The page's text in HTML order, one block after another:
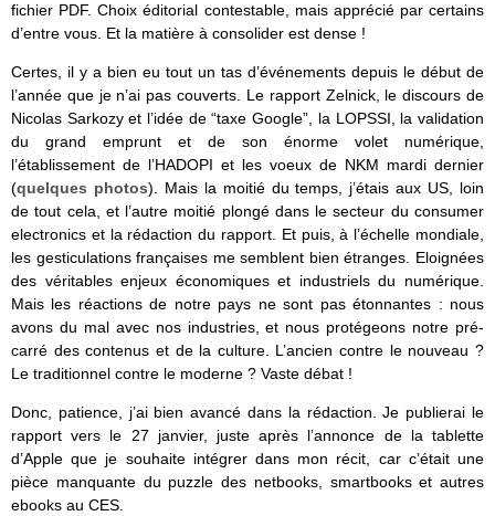
fichier PDF. Choix éditorial contestable, mais apprécié par certains
d’entre vous. Et la matière à consolider est dense !
Certes, il y a bien eu tout un tas d’événements depuis le début de
l’année que je n’ai pas couverts. Le rapport Zelnick, le discours de
Nicolas Sarkozy et l’idée de “taxe Google”, la LOPSSI, la validation
du grand emprunt et de son énorme volet numérique,
l’établissement de l’HADOPI et les voeux de NKM mardi dernier
(quelques photos). Mais la moitié du temps, j’étais aux US, loin
de tout cela, et l’autre moitié plongé dans le secteur du consumer
electronics et la rédaction du rapport. Et puis, à l’échelle mondiale,
les gesticulations françaises me semblent bien étranges. Eloignées
des véritables enjeux économiques et industriels du numérique.
Mais les réactions de notre pays ne sont pas étonnantes : nous
avons du mal avec nos industries, et nous protégeons notre pré-
carré des contenus et de la culture. L’ancien contre le nouveau ?
Le traditionnel contre le moderne ? Vaste débat !
Donc, patience, j’ai bien avancé dans la rédaction. Je publierai le
rapport vers le 27 janvier, juste après l’annonce de la tablette
d’Apple que je souhaite intégrer dans mon récit, car c’était une
pièce manquante du puzzle des netbooks, smartbooks et autres
ebooks au CES.